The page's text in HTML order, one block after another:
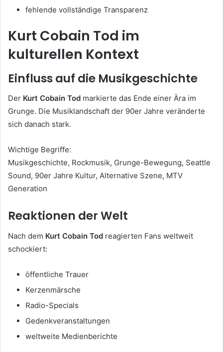
fehlende vollständige Transparenz
Kurt Cobain Tod im
kulturellen Kontext
Einfluss auf die Musikgeschichte
Der Kurt Cobain Tod markierte das Ende einer Ära im
Grunge. Die Musiklandschaft der 90er Jahre veränderte
sich danach stark.
Wichtige Begriffe:
Musikgeschichte, Rockmusik, Grunge-Bewegung, Seattle
Sound, 90er Jahre Kultur, Alternative Szene, MTV
Generation
Reaktionen der Welt
Nach dem Kurt Cobain Tod reagierten Fans weltweit
schockiert:
öffentliche Trauer
Kerzenmärsche
Radio-Specials
Gedenkveranstaltungen
weltweite Medienberichte